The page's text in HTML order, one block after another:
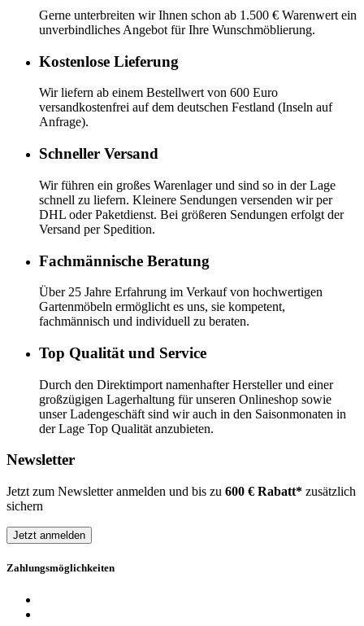
Gerne unterbreiten wir Ihnen schon ab 1.500 € Warenwert ein
unverbindliches Angebot für Ihre Wunschmöblierung.
Kostenlose Lieferung
Wir liefern ab einem Bestellwert von 600 Euro
versandkostenfrei auf dem deutschen Festland (Inseln auf
Anfrage).
Schneller Versand
Wir führen ein großes Warenlager und sind so in der Lage
schnell zu liefern. Kleinere Sendungen versenden wir per
DHL oder Paketdienst. Bei größeren Sendungen erfolgt der
Versand per Spedition.
Fachmännische Beratung
Über 25 Jahre Erfahrung im Verkauf von hochwertigen
Gartenmöbeln ermöglicht es uns, sie kompetent,
fachmännisch und individuell zu beraten.
Top Qualität und Service
Durch den Direktimport namenhafter Hersteller und einer
großzügigen Lagerhaltung für unseren Onlineshop sowie
unser Ladengeschäft sind wir auch in den Saisonmonaten in
der Lage Top Qualität anzubieten.
Newsletter
Jetzt zum Newsletter anmelden und bis zu 600 € Rabatt* zusätzlich
sichern
Jetzt anmelden
Zahlungsmöglichkeiten